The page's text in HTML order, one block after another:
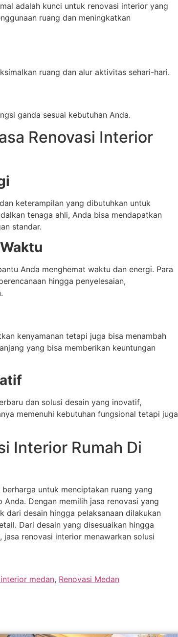
adalah kunci untuk renovasi interior yang
ruang dan meningkatkan
ruang dan alur aktivitas sehari-hari.
ganda sesuai kebutuhan Anda.
Renovasi Interior
keterampilan yang dibutuhkan untuk
tenaga ahli, Anda bisa mendapatkan
standar.
Anda menghemat waktu dan energi. Para
hingga penyelesaian,
kenyamanan tetapi juga bisa menambah
yang bisa memberikan keuntungan
dan solusi desain yang inovatif,
memenuhi kebutuhan fungsional tetapi juga
Interior Rumah Di
untuk menciptakan ruang yang
Dengan memilih jasa renovasi yang
dari desain hingga pelaksanaan dilakukan
Dari desain yang disesuaikan hingga
renovasi interior menawarkan solusi
medan, Renovasi Medan